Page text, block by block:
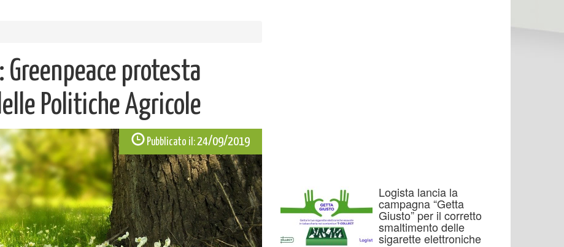
protesta
Politiche Agricole
Pubblicato il:24/09/2019
Logista lancia la
campagna “Getta
Giusto” per il corretto
smaltimento delle
sigarette elettroniche